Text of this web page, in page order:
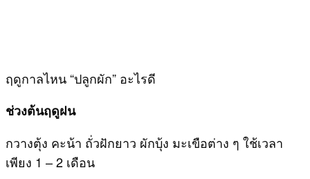
ฤดูกาลไหน “ปลูกผัก” อะไรดี
ช่วงต้นฤดูฝน
กวางตุ้ง คะน้า ถั่วฝักยาว ผักบุ้ง มะเขือต่าง ๆ ใช้เวลา
เพียง 1 – 2 เดือน